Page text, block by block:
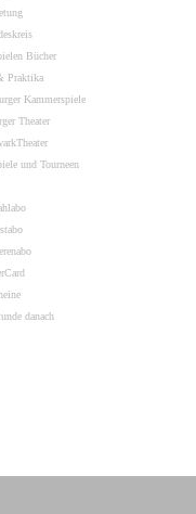
Bücher
Praktika
Kammerspiele
Theater
und Tourneen
danach